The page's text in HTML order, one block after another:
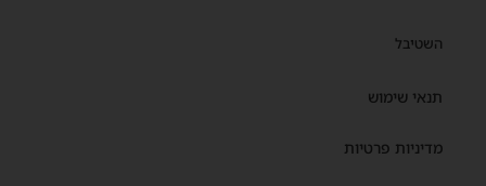
השטיבל
תנאי שימוש
מדיניות פרטיות